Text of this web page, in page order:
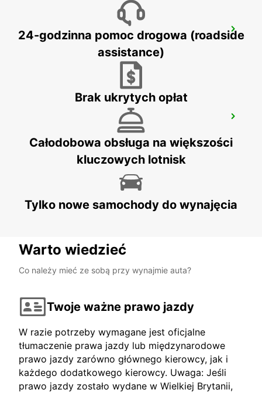
ROME VIA CIPRO (VATICAN)
ROMA - ITALY
ROME TIBURTINA RAILWAY STATION
24-godzinna pomoc drogowa (roadside
assistance)
Brak ukrytych opłat
Całodobowa obsługa na większości
kluczowych lotnisk
Tylko nowe samochody do wynajęcia
Warto wiedzieć
Co należy mieć ze sobą przy wynajmie auta?
Twoje ważne prawo jazdy
W razie potrzeby wymagane jest oficjalne
tłumaczenie prawa jazdy lub międzynarodowe
prawo jazdy zarówno głównego kierowcy, jak i
każdego dodatkowego kierowcy. Uwaga: Jeśli
prawo jazdy zostało wydane w Wielkiej Brytanii,